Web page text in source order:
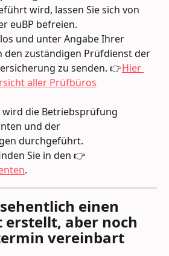
wird, lassen Sie sich von
euBP befreien.
und unter Angabe Ihrer
den zuständigen Prüfdienst der
zu senden. 👉Hier
aller Prüfbüros
die Betriebsprüfung
und der
durchgeführt.
Sie in den 👉
.
einen
erstellt, aber noch
vereinbart